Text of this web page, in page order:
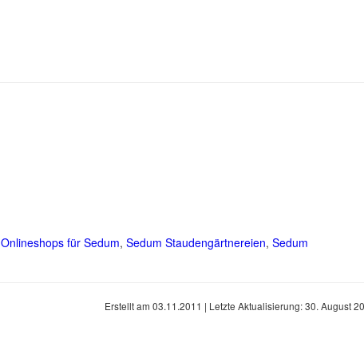
Onlineshops für Sedum, Sedum Staudengärtnereien, Sedum
Erstellt am 03.11.2011 | Letzte Aktualisierung:30. August